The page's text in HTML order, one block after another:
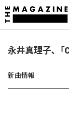
永井真理子、「
新曲情報